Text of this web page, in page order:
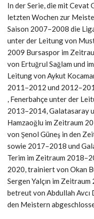
In der Serie, die mit Cevat
letzten Wochen zur
Saison 2007–2008 die
unter der Leitung von
2009 Bursaspor im
von Ertuğrul Sağlam und
Leitung von Aykut
2011–2012 und
, Fenerbahçe unter der
2013–2014, Galatasaray
Hamzaoğlu im Zeitraum
von Şenol Güneş in den
sowie 2017–2018 und
Terim im Zeitraum
2020, trainiert von Okan
Sergen Yalçın im
betreut von Abdullah
den Meistern